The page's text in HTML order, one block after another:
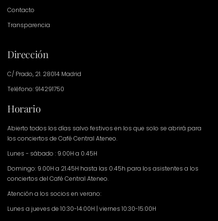
Contacto
Transparencia
Dirección
C/ Prado, 21. 28014 Madrid
Teléfono: 914291750
Horario
Abierto todos los días salvo festivos en los que solo se abrirá para
los conciertos de Café Central Ateneo.
Lunes - sábado : 9.00H a 0.45H
Domingo: 9.00H a 21.45H hasta las 0.45h para los asistentes a los
conciertos del Café Central Ateneo.
Atención a los socios en verano:
Lunes a jueves de 10:30-14:00H | viernes 10:30-15:00H